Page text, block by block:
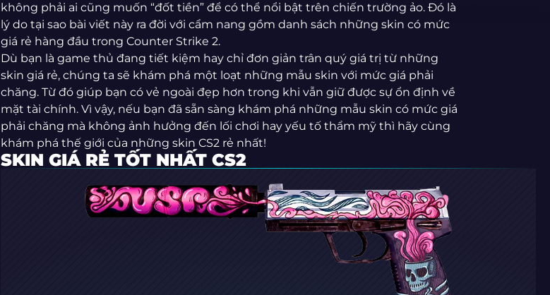
không phải ai cũng muốn “đốt tiền” để có thể nổi bật trên chiến trường ảo. Đó là
lý do tại sao bài viết này ra đời với cẩm nang gồm danh sách những skin có mức
giá rẻ hàng đầu trong Counter Strike 2.
Dù bạn là game thủ đang tiết kiệm hay chỉ đơn giản trân quý giá trị từ những
skin giá rẻ, chúng ta sẽ khám phá một loạt những mẫu skin với mức giá phải
chăng. Từ đó giúp bạn có vẻ ngoài đẹp hơn trong khi vẫn giữ được sự ổn định về
mặt tài chính. Vì vậy, nếu bạn đã sẵn sàng khám phá những mẫu skin có mức giá
phải chăng mà không ảnh hưởng đến lối chơi hay yếu tố thẩm mỹ thì hãy cùng
khám phá thế giới của những skin CS2 rẻ nhất!
SKIN GIÁ RẺ TỐT NHẤT CS2